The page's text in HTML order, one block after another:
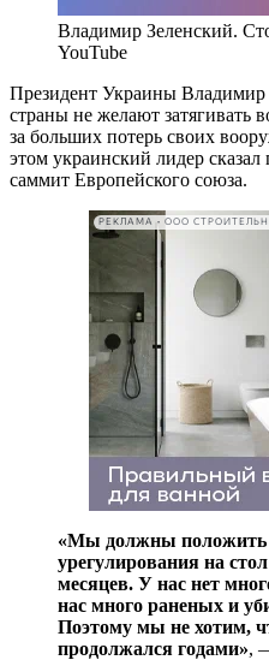
Владимир Зеленский.
YouTube
Президент Украины Владимир
страны не желают затягивать
за больших потерь своих
этом украинский лидер
саммит Европейского союза.
«Мы должны положить
урегулирования на
месяцев. У нас нет
нас много раненых и
Поэтому мы не хотим,
продолжался годами»,